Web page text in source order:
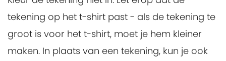
tekening op het t-shirt past - als de tekening te
groot is voor het t-shirt, moet je hem kleiner
maken. In plaats van een tekening, kun je ook